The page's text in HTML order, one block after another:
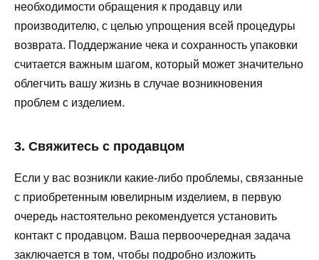
необходимости обращения к продавцу или
производителю, с целью упрощения всей процедуры
возврата. Поддержание чека и сохранность упаковки
считается важным шагом, который может значительно
облегчить вашу жизнь в случае возникновения
проблем с изделием.
3. Свяжитесь с продавцом
Если у вас возникли какие-либо проблемы, связанные
с приобретенным ювелирным изделием, в первую
очередь настоятельно рекомендуется установить
контакт с продавцом. Ваша первоочередная задача
заключается в том, чтобы подробно изложить